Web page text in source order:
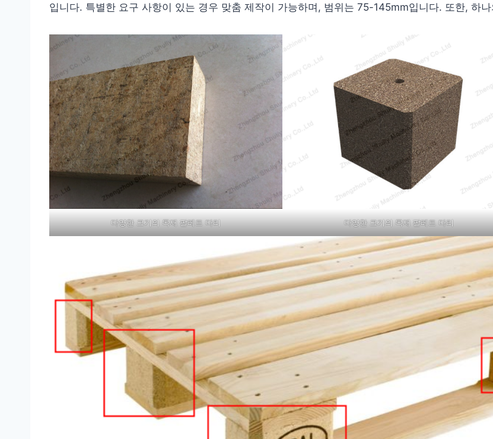
입니다. 특별한 요구 사항이 있는 경우 맞춤 제작이 가능하며, 범위는 75-145mm입니다. 또한, 하
다양한 크기의 목재 팔레트 다리 다양한 크기의 목재 팔레트 다리